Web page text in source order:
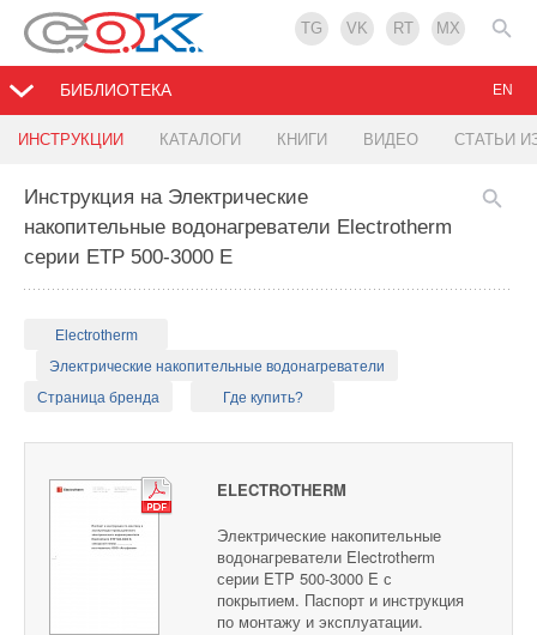
TG VK RT MX
БИБЛИОТЕКА
ИНСТРУКЦИИ КАТАЛОГИ КНИГИ ВИДЕО СТАТЬИ
EN
Инструкция на Электрические
накопительные водонагреватели Electrotherm
серии ETP 500-3000 E
Electrotherm
Электрические накопительные водонагреватели
Страница бренда
Где купить?
ELECTROTHERM
Электрические накопительные
водонагреватели Electrotherm
серии ETP 500-3000 E с
покрытием. Паспорт и инструкция
по монтажу и эксплуатации.